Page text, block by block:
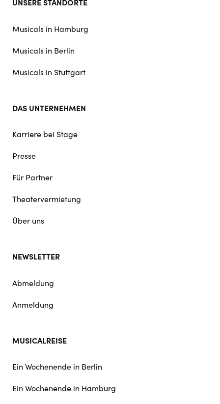
Musicals in Hamburg
Musicals in Berlin
Musicals in Stuttgart
DAS UNTERNEHMEN
Karriere bei Stage
Presse
Für Partner
Theatervermietung
Über uns
NEWSLETTER
Abmeldung
Anmeldung
MUSICALREISE
Ein Wochenende in Berlin
Ein Wochenende in Hamburg